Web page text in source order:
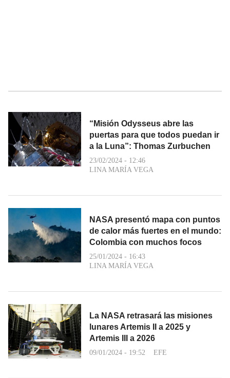
“Misión Odysseus abre las
puertas para que todos puedan ir
a la Luna”: Thomas Zurbuchen
23/02/2024 - 12:46
LINA MARÍA VEGA
NASA presentó mapa con puntos
de calor más fuertes en el mundo:
Colombia con muchos focos
25/01/2024 - 16:43
LINA MARÍA VEGA
La NASA retrasará las misiones
lunares Artemis II a 2025 y
Artemis III a 2026
09/01/2024 - 19:52 EFE